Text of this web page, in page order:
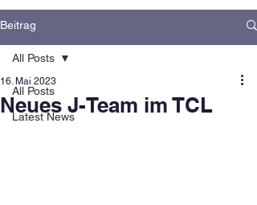
Beitrag
All Posts
Latest News
All Posts
Neues J-Team im TCL
16. Mai 2023